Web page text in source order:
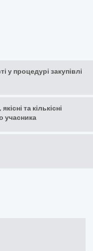
у процедурі закупівлі
та кількісні
учасника